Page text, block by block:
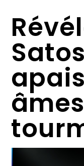
âmes